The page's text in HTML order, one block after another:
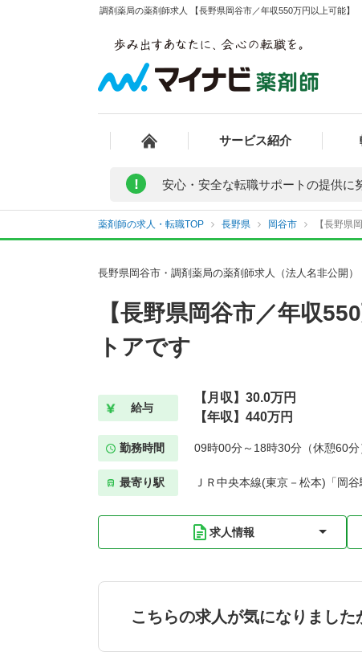
調剤薬局の薬剤師求人 【長野県岡谷市／年収550万円以上可能
サービス紹介
! 安心・安全な転職サポートの提供に
薬剤師の求人・転職TOP 長野県 岡谷市 【長野県
長野県岡谷市・調剤薬局の薬剤師求人（法人名非公開）
【長野県岡谷市／年収
トアです
給与
【月収】30.0万円
【年収】440万円
勤務時間 09時00分～18時30分（休憩60分
最寄り駅 ＪＲ中央本線(東京－松本)「岡
求人情報
こちらの求人が気になりました